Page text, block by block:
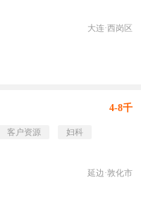
大连·西岗区
4-8千
客户资源
妇科
延边·敦化市